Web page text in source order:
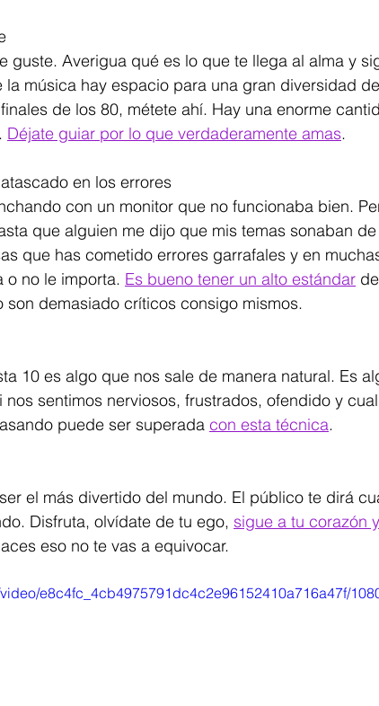
guste. Averigua qué es lo que te llega al alma y
música hay espacio para una gran diversidad
de los 80, métete ahí. Hay una enorme
Déjate guiar por lo que verdaderamente amas.
en los errores
con un monitor que no funcionaba bien.
que alguien me dijo que mis temas sonaban
que has cometido errores garrafales y en
o no le importa. Es bueno tener un alto estándar
son demasiado críticos consigo mismos.
10 es algo que nos sale de manera natural. Es
sentimos nerviosos, frustrados, ofendido y
puede ser superada con esta técnica.
el más divertido del mundo. El público te dirá
Disfruta, olvídate de tu ego, sigue a tu corazón
eso no te vas a equivocar.
e8c4fc_4cb4975791dc4c2e96152410a716a47f/